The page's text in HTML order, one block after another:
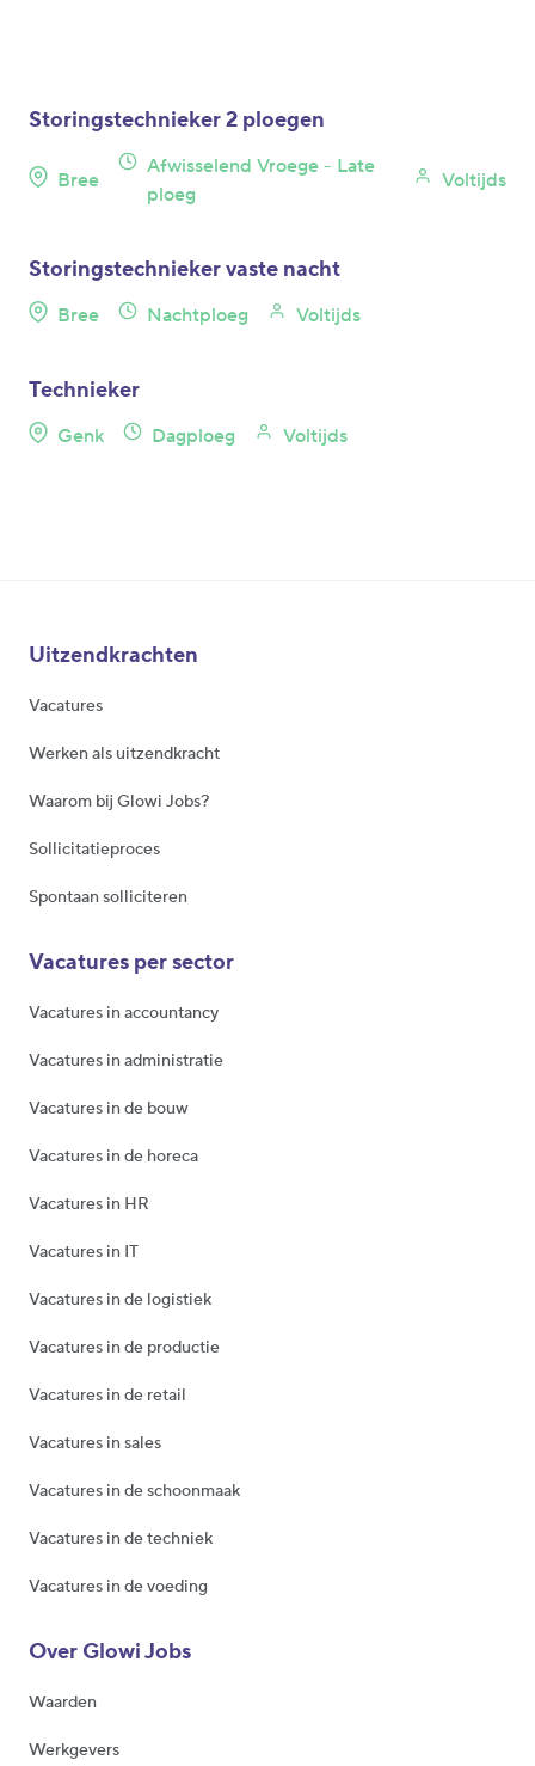
Storingstechnieker 2 ploegen
Bree
Afwisselend Vroege - Late
ploeg
Voltijds
Storingstechnieker vaste nacht
Bree Nachtploeg Voltijds
Technieker
Genk Dagploeg Voltijds
Uitzendkrachten
Vacatures
Werken als uitzendkracht
Waarom bij Glowi Jobs?
Sollicitatieproces
Spontaan solliciteren
Vacatures per sector
Vacatures in accountancy
Vacatures in administratie
Vacatures in de bouw
Vacatures in de horeca
Vacatures in HR
Vacatures in IT
Vacatures in de logistiek
Vacatures in de productie
Vacatures in de retail
Vacatures in sales
Vacatures in de schoonmaak
Vacatures in de techniek
Vacatures in de voeding
Over Glowi Jobs
Waarden
Werkgevers